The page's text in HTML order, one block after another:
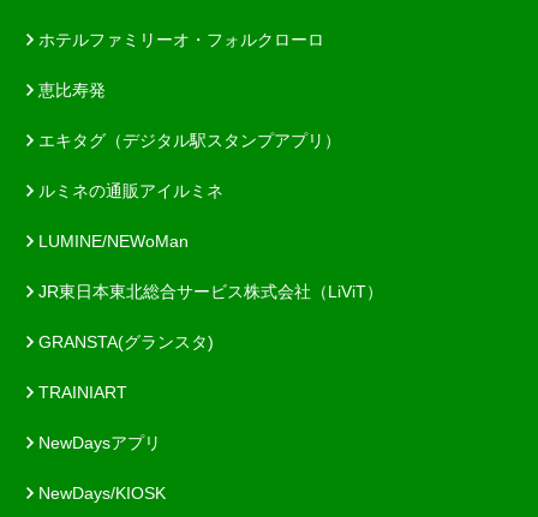
ホテルファミリーオ・フォルクローロ
恵比寿発
エキタグ（デジタル駅スタンプアプリ）
ルミネの通販アイルミネ
LUMINE/NEWoMan
JR東日本東北総合サービス株式会社（LiViT）
GRANSTA(グランスタ)
TRAINIART
NewDaysアプリ
NewDays/KIOSK